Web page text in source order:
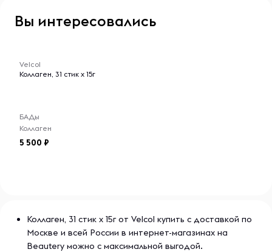
Вы интересовались
Velcol
Коллаген, 31 стик х 15г
БАДы
Коллаген
5 500
Коллаген, 31 стик х 15г от Velcol купить с доставкой по
Москве и всей России в интернет-магазинах на
Beautery можно с максимальной выгодой.